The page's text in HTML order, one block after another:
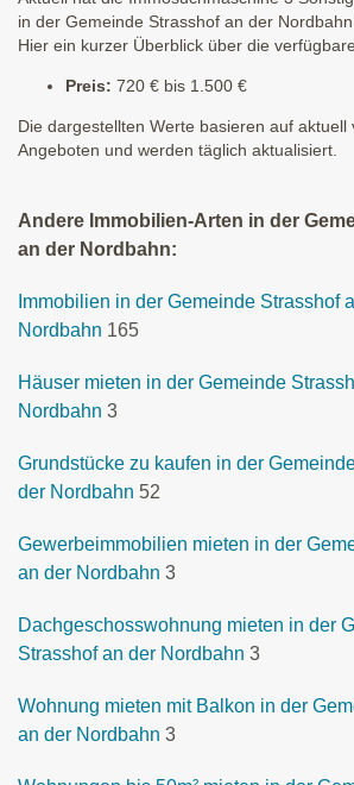
in der Gemeinde Strasshof an der
Hier ein kurzer Überblick über die
Preis: 720 € bis 1.500 €
Die dargestellten Werte basieren auf aktuell
Angeboten und werden täglich aktualisiert.
Andere Immobilien-Arten in der
an der Nordbahn:
Immobilien in der Gemeinde Strasshof
Nordbahn 165
Häuser mieten in der Gemeinde
Nordbahn 3
Grundstücke zu kaufen in der
der Nordbahn 52
Gewerbeimmobilien mieten in der
an der Nordbahn 3
Dachgeschosswohnung mieten in der
Strasshof an der Nordbahn 3
Wohnung mieten mit Balkon in der
an der Nordbahn 3